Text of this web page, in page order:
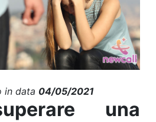
in data 04/05/2021
una